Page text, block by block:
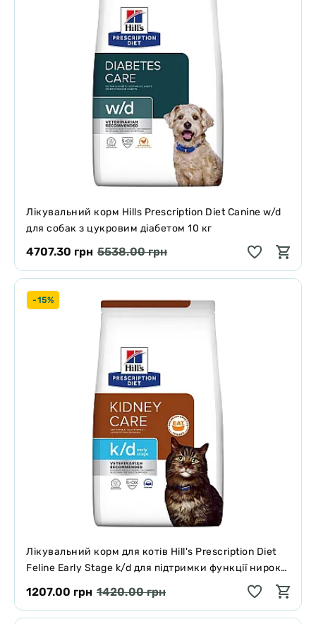
Лікувальний корм Hills Prescription Diet Canine w/d
для собак з цукровим діабетом 10 кг
4707.30 грн 5538.00 грн
-15%
Лікувальний корм для котів Hill's Prescription Diet
Feline Early Stage k/d для підтримки функції нирок
1207.00 грн 1420.00 грн